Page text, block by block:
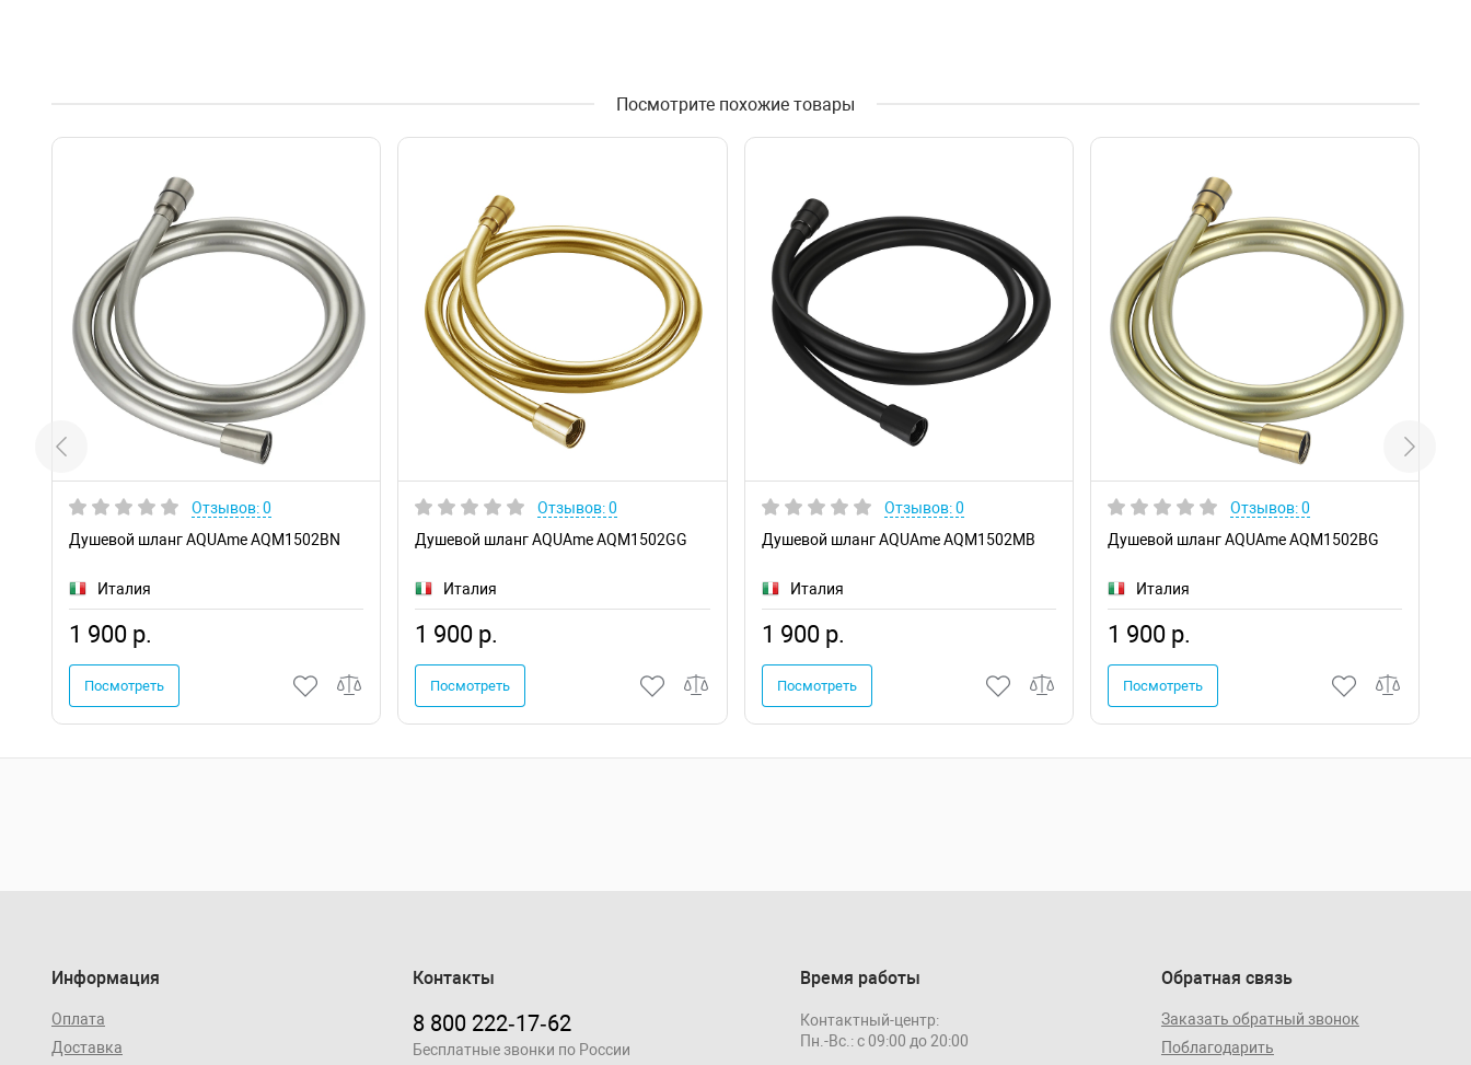
Посмотрите похожие товары
Отзывов: 0
Душевой шланг AQUAme AQM1502BN
Италия
1 900 р.
Посмотреть
Отзывов: 0
Душевой шланг AQUAme AQM1502GG
Италия
1 900 р.
Посмотреть
Отзывов: 0
Душевой шланг AQUAme AQM1502MB
Италия
1 900 р.
Посмотреть
Отзывов: 0
Душевой шланг AQUAme AQM1502BG
Италия
1 900 р.
Посмотреть
Информация
Оплата
Доставка
Контакты
8 800 222‑17‑62
Бесплатные звонки по России
Время работы
Контактный-центр:
Пн.-Вс.: с 09:00 до 20:00
Обратная связь
Заказать обратный звонок
Поблагодарить